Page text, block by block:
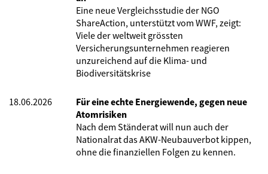
Eine neue Vergleichsstudie der NGO
ShareAction, unterstützt vom WWF, zeigt:
Viele der weltweit grössten
Versicherungsunternehmen reagieren
unzureichend auf die Klima- und
Biodiversitätskrise
18.06.2026
Für eine echte Energiewende, gegen neue
Atomrisiken
Nach dem Ständerat will nun auch der
Nationalrat das AKW-Neubauverbot kippen,
ohne die finanziellen Folgen zu kennen.